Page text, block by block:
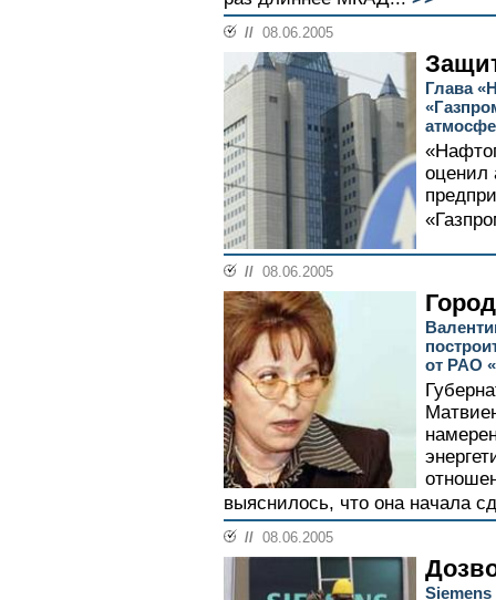
// 08.06.2005
Глава
оценил
// 08.06.2005
от РАО
выяснилось, что она начала
// 08.06.2005